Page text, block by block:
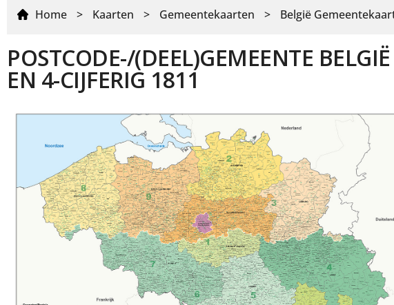
Home > Kaarten > Gemeentekaarten > België
POSTCODE-/(DEEL)GEMEENTE
EN 4-CIJFERIG 1811